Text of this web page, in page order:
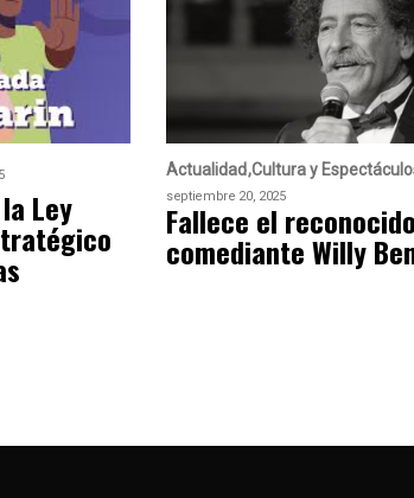
Ley
Actualidad Cultura y
septiembre 20, 2025
Fallece el reconocido
comediante Willy